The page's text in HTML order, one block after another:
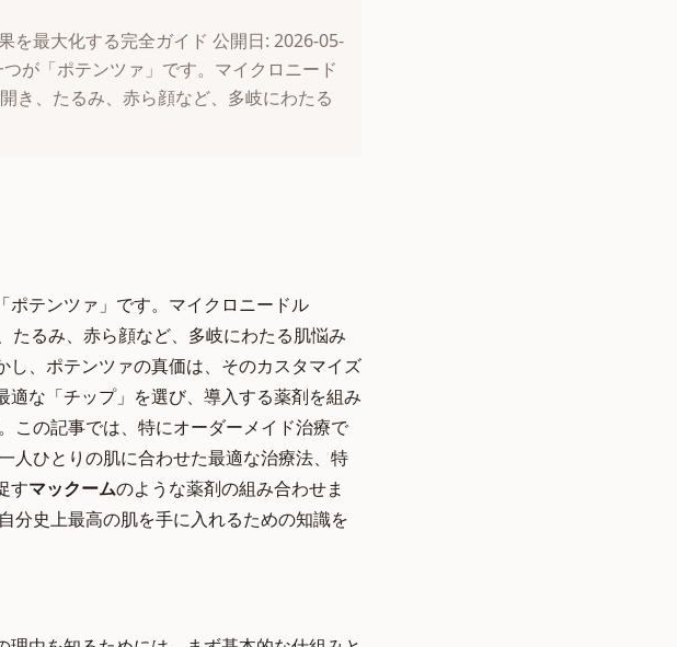
を最大化する完全ガイド 公開日: 2026-05-
が「ポテンツァ」です。マイクロニード
き、たるみ、赤ら顔など、多岐にわたる
ポテンツァ」です。マイクロニードル
たるみ、赤ら顔など、多岐にわたる肌悩み
、ポテンツァの真価は、そのカスタマイズ
な「チップ」を選び、導入する薬剤を組み
この記事では、特にオーダーメイド治療で
人ひとりの肌に合わせた最適な治療法、特
すマックームのような薬剤の組み合わせま
分史上最高の肌を手に入れるための知識を